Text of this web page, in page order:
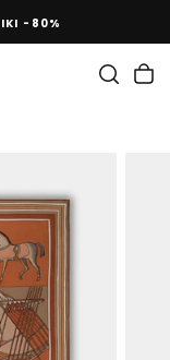
IKI -80%